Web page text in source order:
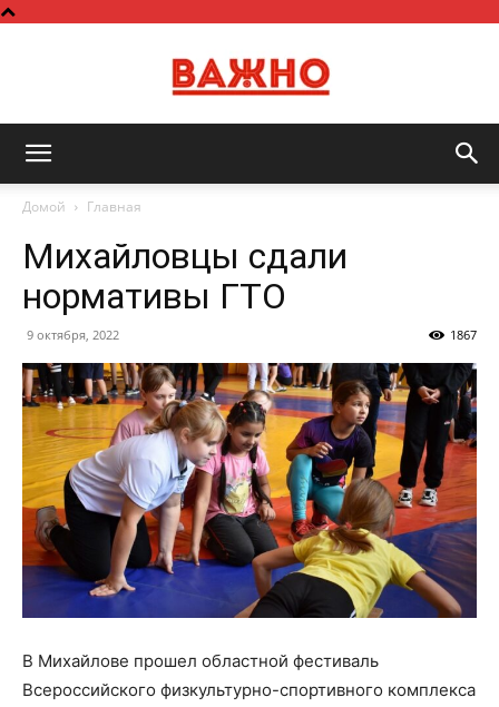
Домой Главная
Михайловцы сдали
нормативы ГТО
9 октября, 2022 1867
В Михайлове прошел областной фестиваль
Всероссийского физкультурно-спортивного комплекса